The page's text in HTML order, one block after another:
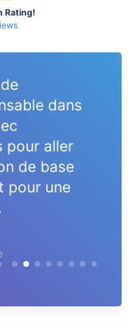
Rating!
dans
pour aller
de base
pour une